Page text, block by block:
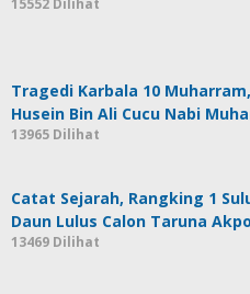
15552 Dilihat
Tragedi Karbala 10
Husein Bin Ali Cucu Nabi
13965 Dilihat
Catat Sejarah, Rangking 1
Daun Lulus Calon Taruna
13469 Dilihat